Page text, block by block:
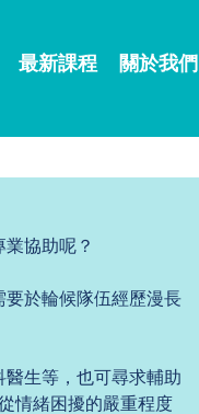
最新課程 關於我們
協助呢？
於輪候隊伍經歷漫長
生等，也可尋求輔助
情緒困擾的嚴重程度